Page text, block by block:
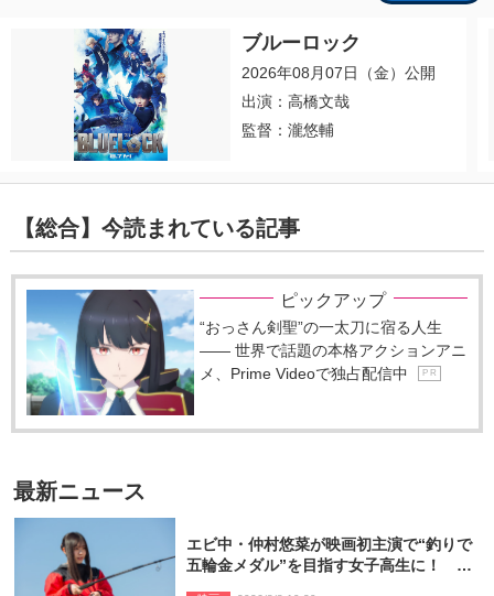
ブルーロック
2026年08月07日（金）公開
出演：高橋文哉
監督：瀧悠輔
【総合】今読まれている記事
ピックアップ
“おっさん剣聖”の一太刀に宿る人生
―― 世界で話題の本格アクションアニ
メ、Prime Videoで独占配信中
P R
最新ニュース
エビ中・仲村悠菜が映画初主演で“釣りで
五輪金メダル”を目指す女子高生に！ 映